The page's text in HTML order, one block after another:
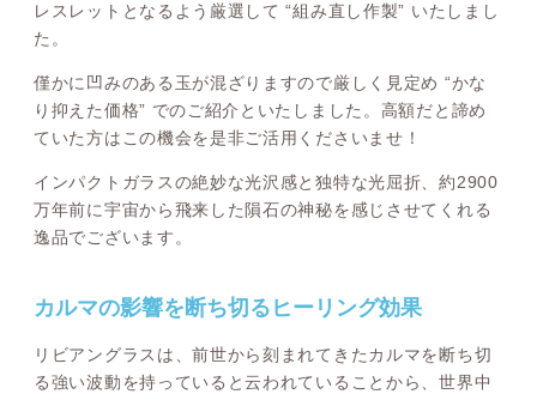
レスレットとなるよう厳選して “組み直し作製” いたしまし
た。
僅かに凹みのある玉が混ざりますので厳しく見定め “かな
り抑えた価格” でのご紹介といたしました。高額だと諦め
ていた方はこの機会を是非ご活用くださいませ！
インパクトガラスの絶妙な光沢感と独特な光屈折、約2900
万年前に宇宙から飛来した隕石の神秘を感じさせてくれる
逸品でございます。
カルマの影響を断ち切るヒーリング効果
リビアングラスは、前世から刻まれてきたカルマを断ち切
る強い波動を持っていると云われていることから、世界中